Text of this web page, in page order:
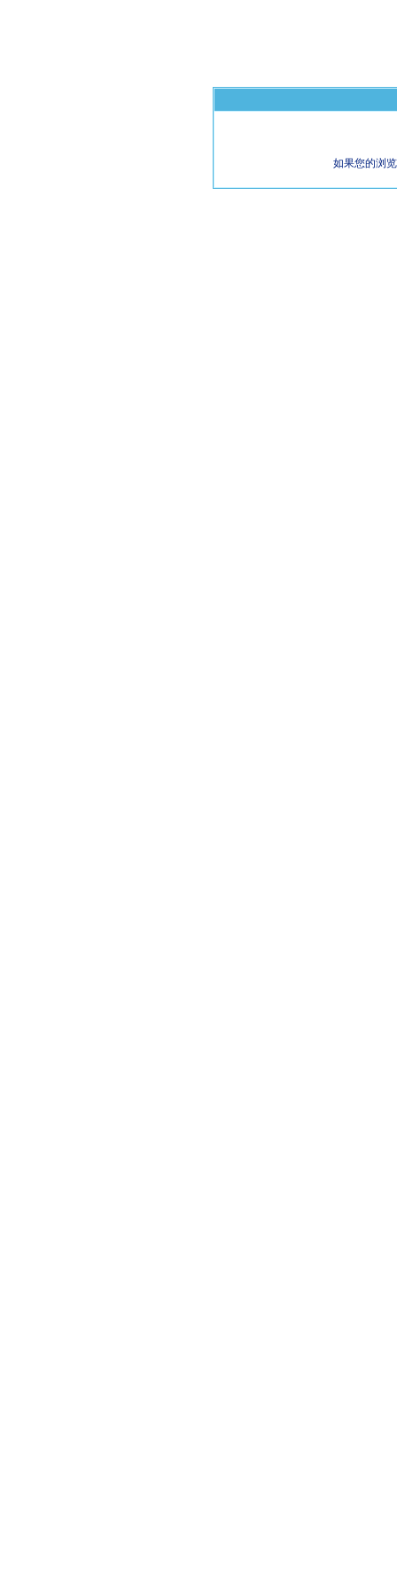
如果您的浏